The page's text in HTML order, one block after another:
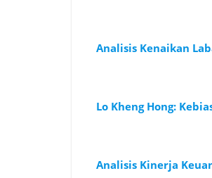
Analisis Kenaikan
Lo Kheng Hong:
Analisis Kinerja